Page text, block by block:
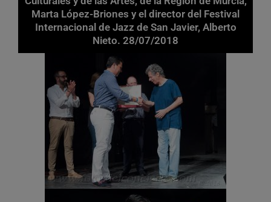
Marta López-Briones y el director del Festival
Internacional de Jazz de San Javier, Alberto
Nieto. 28/07/2018